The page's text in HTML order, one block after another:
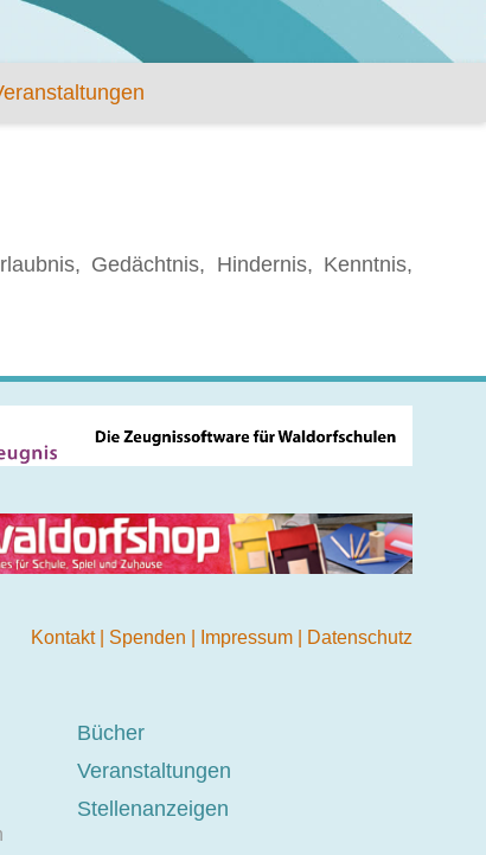
Gedächtnis, Hindernis, Kenntnis,
Kontakt Spenden Impressum Datenschutz
Bücher
Veranstaltungen
Stellenanzeigen